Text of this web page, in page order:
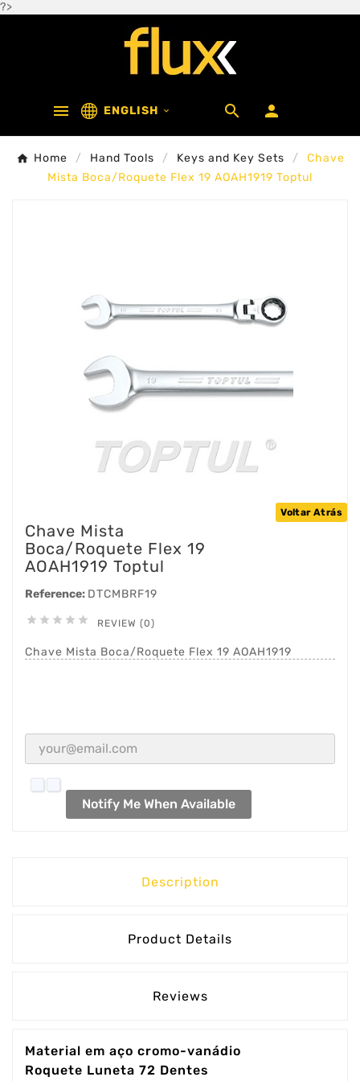
?>
 ENGLISH   
Home Hand Tools Keys and Key Sets
Chave
Mista Boca/Roquete Flex 19 AOAH1919 Toptul
Voltar Atrás
Chave Mista
Boca/Roquete Flex 19
AOAH1919 Toptul
Reference: DTCMBRF19
     REVIEW (0)
Chave Mista Boca/Roquete Flex 19 AOAH1919
Notify Me When Available
Description
Product Details
Reviews
Material em aço cromo-vanádio
Roquete Luneta 72 Dentes